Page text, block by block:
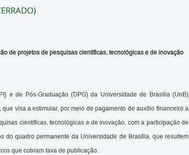
de projetos de pesquisas científicas, tecnológicas e de inovação
e de Pós-Graduação (DPG) da Universidade de Brasília (UnB)
visa a estimular, por meio de pagamento de auxílio financeiro a
científicas, tecnológicas e de inovação, com a participação de
do quadro permanente da Universidade de Brasília, que resultem
que cobram taxa de publicação.